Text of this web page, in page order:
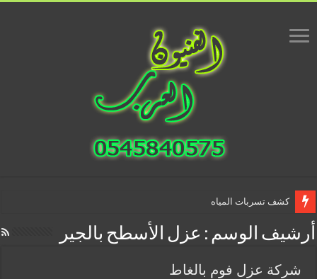
كشف تسربات المياه
أرشيف الوسم : عزل الأسطح بالجير
شركة عزل فوم بالغاط